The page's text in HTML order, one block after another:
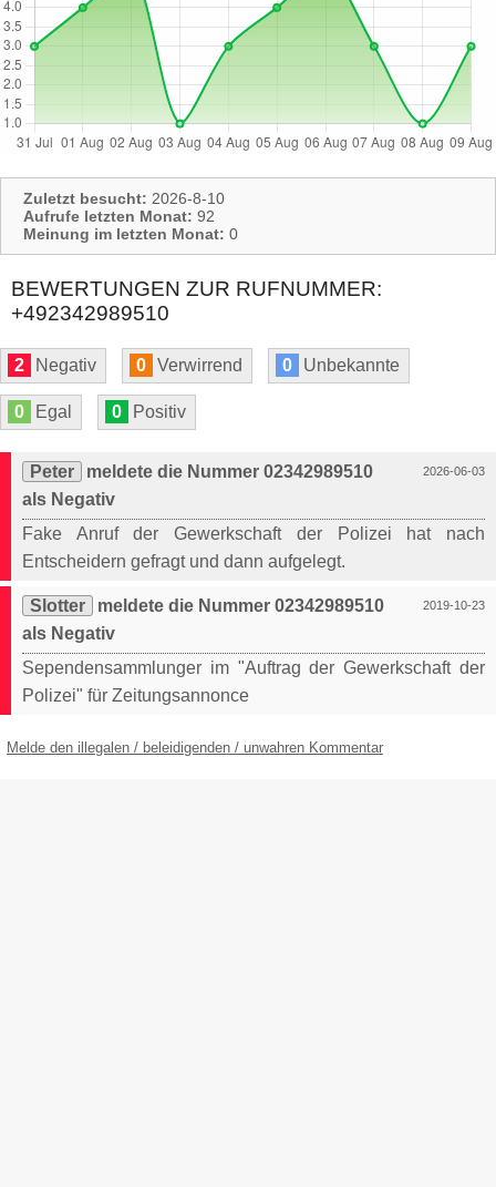
Zuletzt besucht: 2026-8-10
Aufrufe letzten Monat: 92
Meinung im letzten Monat: 0
BEWERTUNGEN ZUR RUFNUMMER:
+492342989510
2 Negativ 0 Verwirrend 0 Unbekannte
0 Egal 0 Positiv
2026-06-03
Peter
meldete die Nummer 02342989510
als Negativ
Fake Anruf der Gewerkschaft der Polizei hat nach
Entscheidern gefragt und dann aufgelegt.
2019-10-23
Slotter
meldete die Nummer 02342989510
als Negativ
Sependensammlunger im "Auftrag der Gewerkschaft der
Polizei" für Zeitungsannonce
Melde den illegalen / beleidigenden / unwahren Kommentar